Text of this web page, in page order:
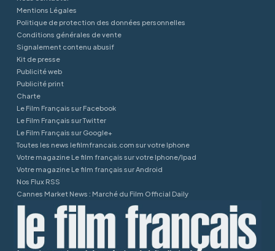
Mentions Légales
Politique de protection des données personnelles
Conditions générales de vente
Signalement contenu abusif
Kit de presse
Publicité web
Publicité print
Charte
Le Film Français sur Facebook
Le Film Français sur Twitter
Le Film Français sur Google+
Toutes les news lefilmfrancais.com sur votre Iphone
Votre magazine Le film français sur votre Iphone/Ipad
Votre magazine Le film français sur Android
Nos Flux RSS
Cannes Market News : Marché du Film Official Daily